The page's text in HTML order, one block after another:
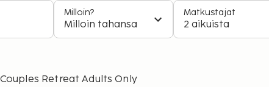
Milloin?
Milloin tahansa
Matkustajat
2 aikuista
Retreat Adults Only